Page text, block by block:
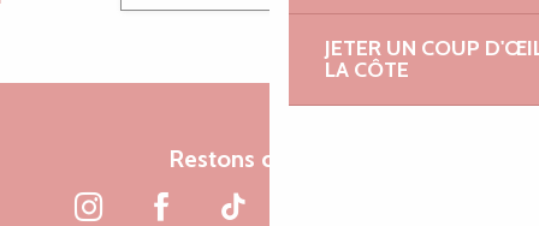
JETER UN COUP
LA CÔTE
Restons connectés